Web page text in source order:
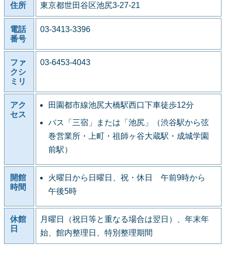
住所 東京都世田谷区池尻3-27-21
電話
番号
03-3413-3396
ファ
クシ
ミリ
03-6453-4043
アク
セス
田園都市線池尻大橋駅西口下車徒歩12分
バス「三宿」または「池尻」（渋谷駅から弦
巻営業所・上町・祖師ヶ谷大蔵駅・成城学園
前駅）
開館
時間
火曜日から日曜日、祝・休日 午前9時から
午後5時
休館
日
月曜日（祝日等と重なる場合は翌日）、年末年
始、館内整理日、特別整理期間